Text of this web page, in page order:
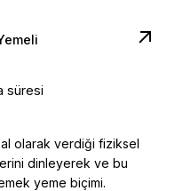
süresi
olarak verdiği fiziksel
dinleyerek ve bu
yeme biçimi.